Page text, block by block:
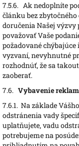
7.5.6. Ak nedoplníte
článku bez
doručenia Našej výzvy
považovať Vaše
požadované
vyzvaní, nevyhnutné
rozhodnúť, že sa
zaoberať.
7.6. Vybavenie
7.6.1. Na základe
odstránenia vady
uplatňujete, vadu
potrebujeme na